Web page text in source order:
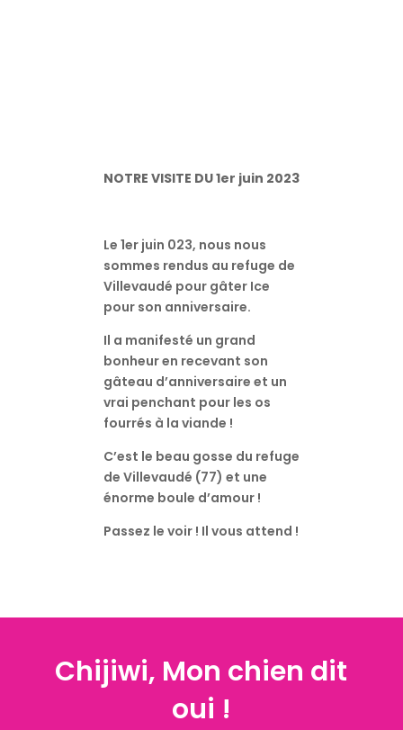
NOTRE VISITE DU 1er juin 2023
Le 1er juin 023, nous nous
sommes rendus au refuge de
Villevaudé pour gâter Ice
pour son anniversaire.
Il a manifesté un grand
bonheur en recevant son
gâteau d’anniversaire et un
vrai penchant pour les os
fourrés à la viande !
C’est le beau gosse du refuge
de Villevaudé (77) et une
énorme boule d’amour !
Passez le voir ! Il vous attend !
Chijiwi, Mon chien dit
oui !